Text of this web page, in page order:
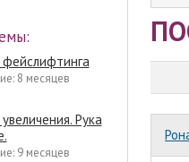
8 месяцев
Рука
9 месяцев